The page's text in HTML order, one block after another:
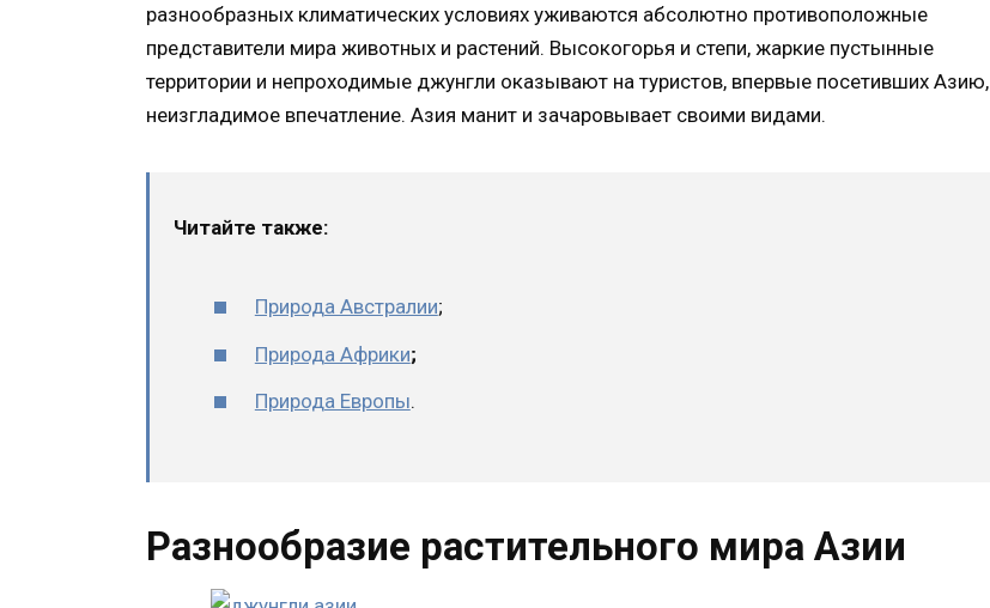
разнообразных климатических условиях уживаются абсолютно противоположные
представители мира животных и растений. Высокогорья и степи, жаркие пустынные
территории и непроходимые джунгли оказывают на туристов, впервые посетивших Азию,
неизгладимое впечатление. Азия манит и зачаровывает своими видами.
Читайте также:
Природа Австралии;
Природа Африки;
Природа Европы.
Разнообразие растительного мира Азии